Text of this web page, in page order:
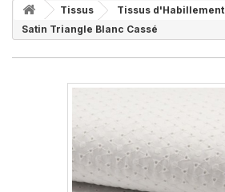
Tissus Tissus d'Habillement
Satin Triangle Blanc Cassé